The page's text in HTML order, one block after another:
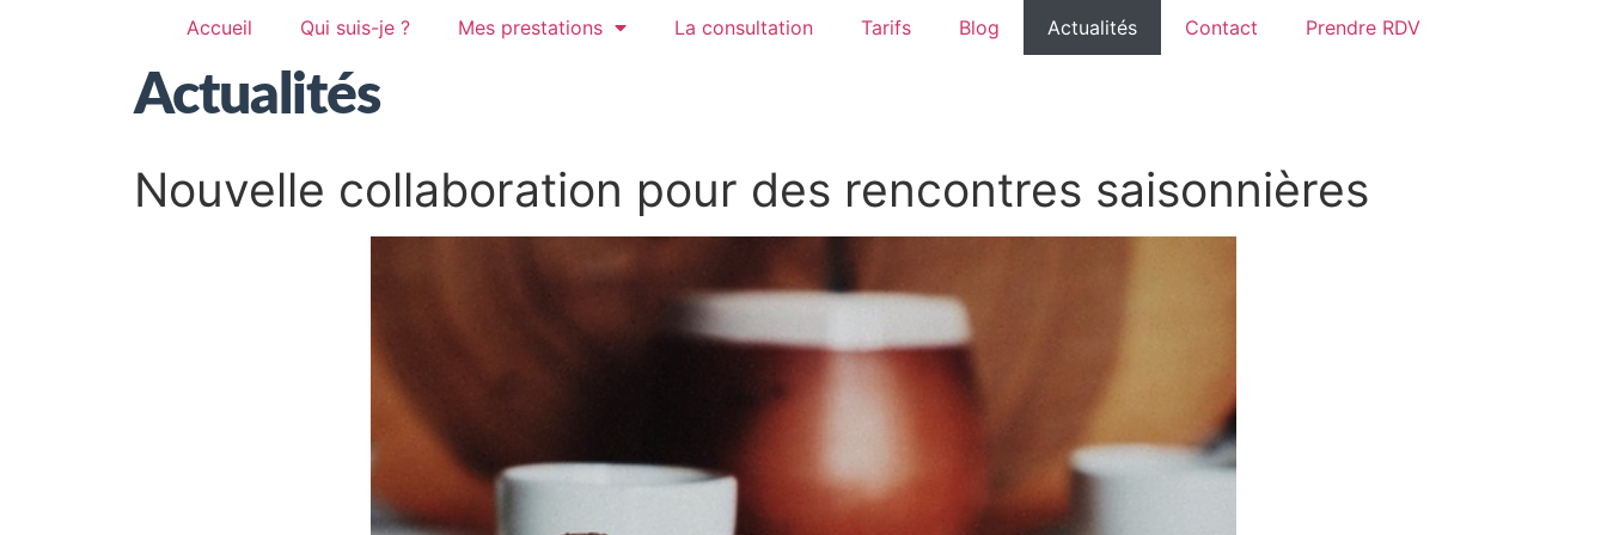
Accueil Qui suis-je ? Mes prestations La consultation Tarifs Blog Actualités Contact Prendre RDV
Actualités
Nouvelle collaboration pour des rencontres saisonnières